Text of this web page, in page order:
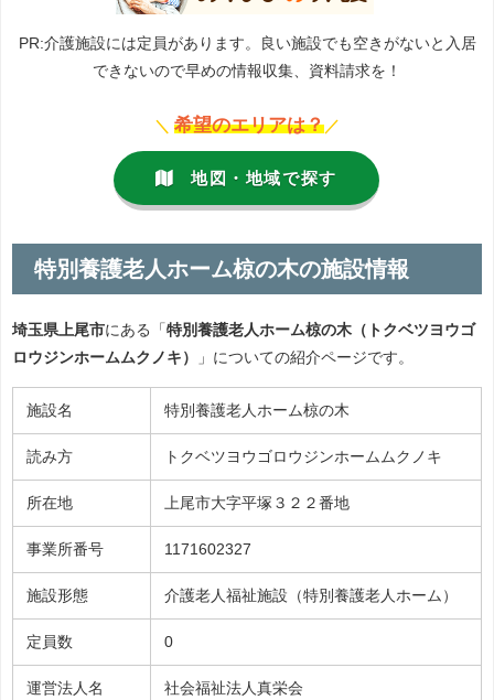
PR:介護施設には定員があります。良い施設でも空きがないと入居
できないので早めの情報収集、資料請求を！
＼ 希望のエリアは？ ／
地図・地域で探す
特別養護老人ホーム椋の木の施設情報
埼玉県上尾市にある「 特別養護老人ホーム椋の木（トクベツヨウゴ
ロウジンホームムクノキ）
」についての紹介ページです。
施設名 特別養護老人ホーム椋の木
読み方 トクベツヨウゴロウジンホームムクノキ
所在地 上尾市大字平塚３２２番地
事業所番号 1171602327
施設形態 介護老人福祉施設（特別養護老人ホーム）
定員数 0
運営法人名 社会福祉法人真栄会